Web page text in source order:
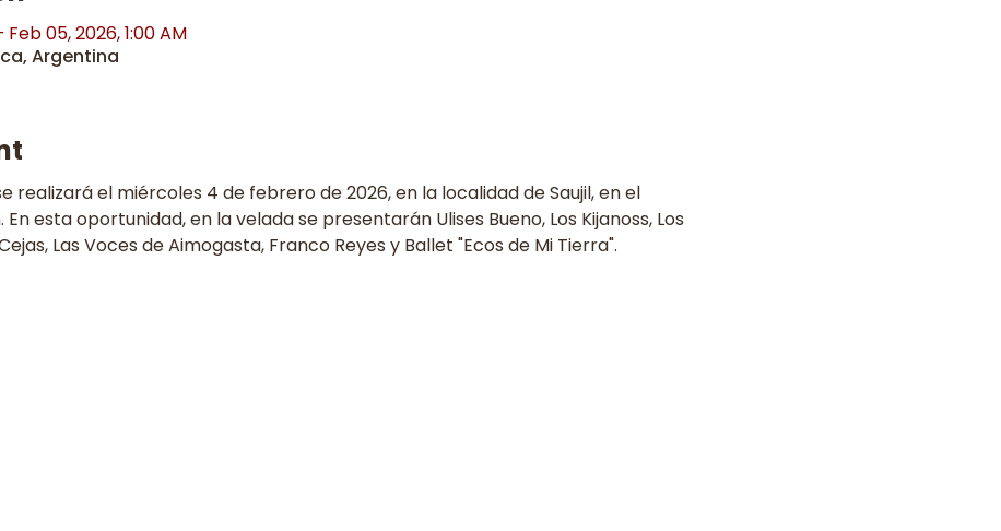
05, 2026, 1:00 AM
Argentina
realizará el miércoles 4 de febrero de 2026, en la localidad de Saujil, en el
esta oportunidad, en la velada se presentarán Ulises Bueno, Los Kijanoss, Los
Las Voces de Aimogasta, Franco Reyes y Ballet "Ecos de Mi Tierra".